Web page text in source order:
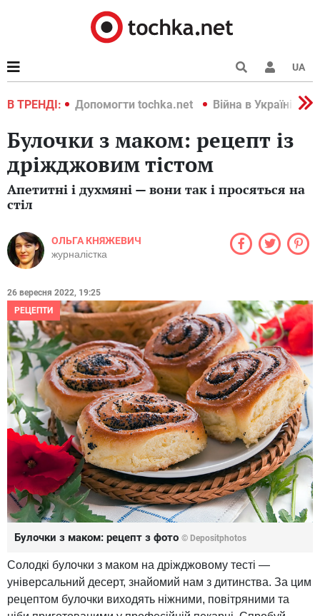
UA
В ТРЕНДІ:
2022 Допомогти tochka.net Війна в Україні 2022
Булочки з маком: рецепт із
дріжджовим тістом
Апетитні і духмяні — вони так і просяться на
стіл
ОЛЬГА КНЯЖЕВИЧ
журналістка
26 вересня 2022, 19:25
РЕЦЕПТИ
Булочки з маком: рецепт з фото © Depositphotos
Солодкі булочки з маком на дріжджовому тесті —
універсальний десерт, знайомий нам з дитинства. За цим
рецептом булочки виходять ніжними, повітряними та